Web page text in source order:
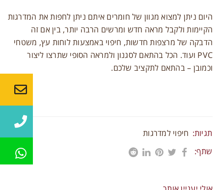
היום ניתן למצוא מגוון של חומרים איתם ניתן לחפות את המדרגות
הקיימות ולקבל מראה חדש ומרשים הרבה יותר, בין אם זה
הדבקה של מרצפות חדשות, חיפוי באמצעות לוחות עץ, משטחי
PVC ועוד. הכל בהתאם לסגנון ולמראה הסופי שתרצו ליצור
וכמובן – בהתאם לתקציב שלכם.
תגיות: חיפוי למדרגות
שתף: